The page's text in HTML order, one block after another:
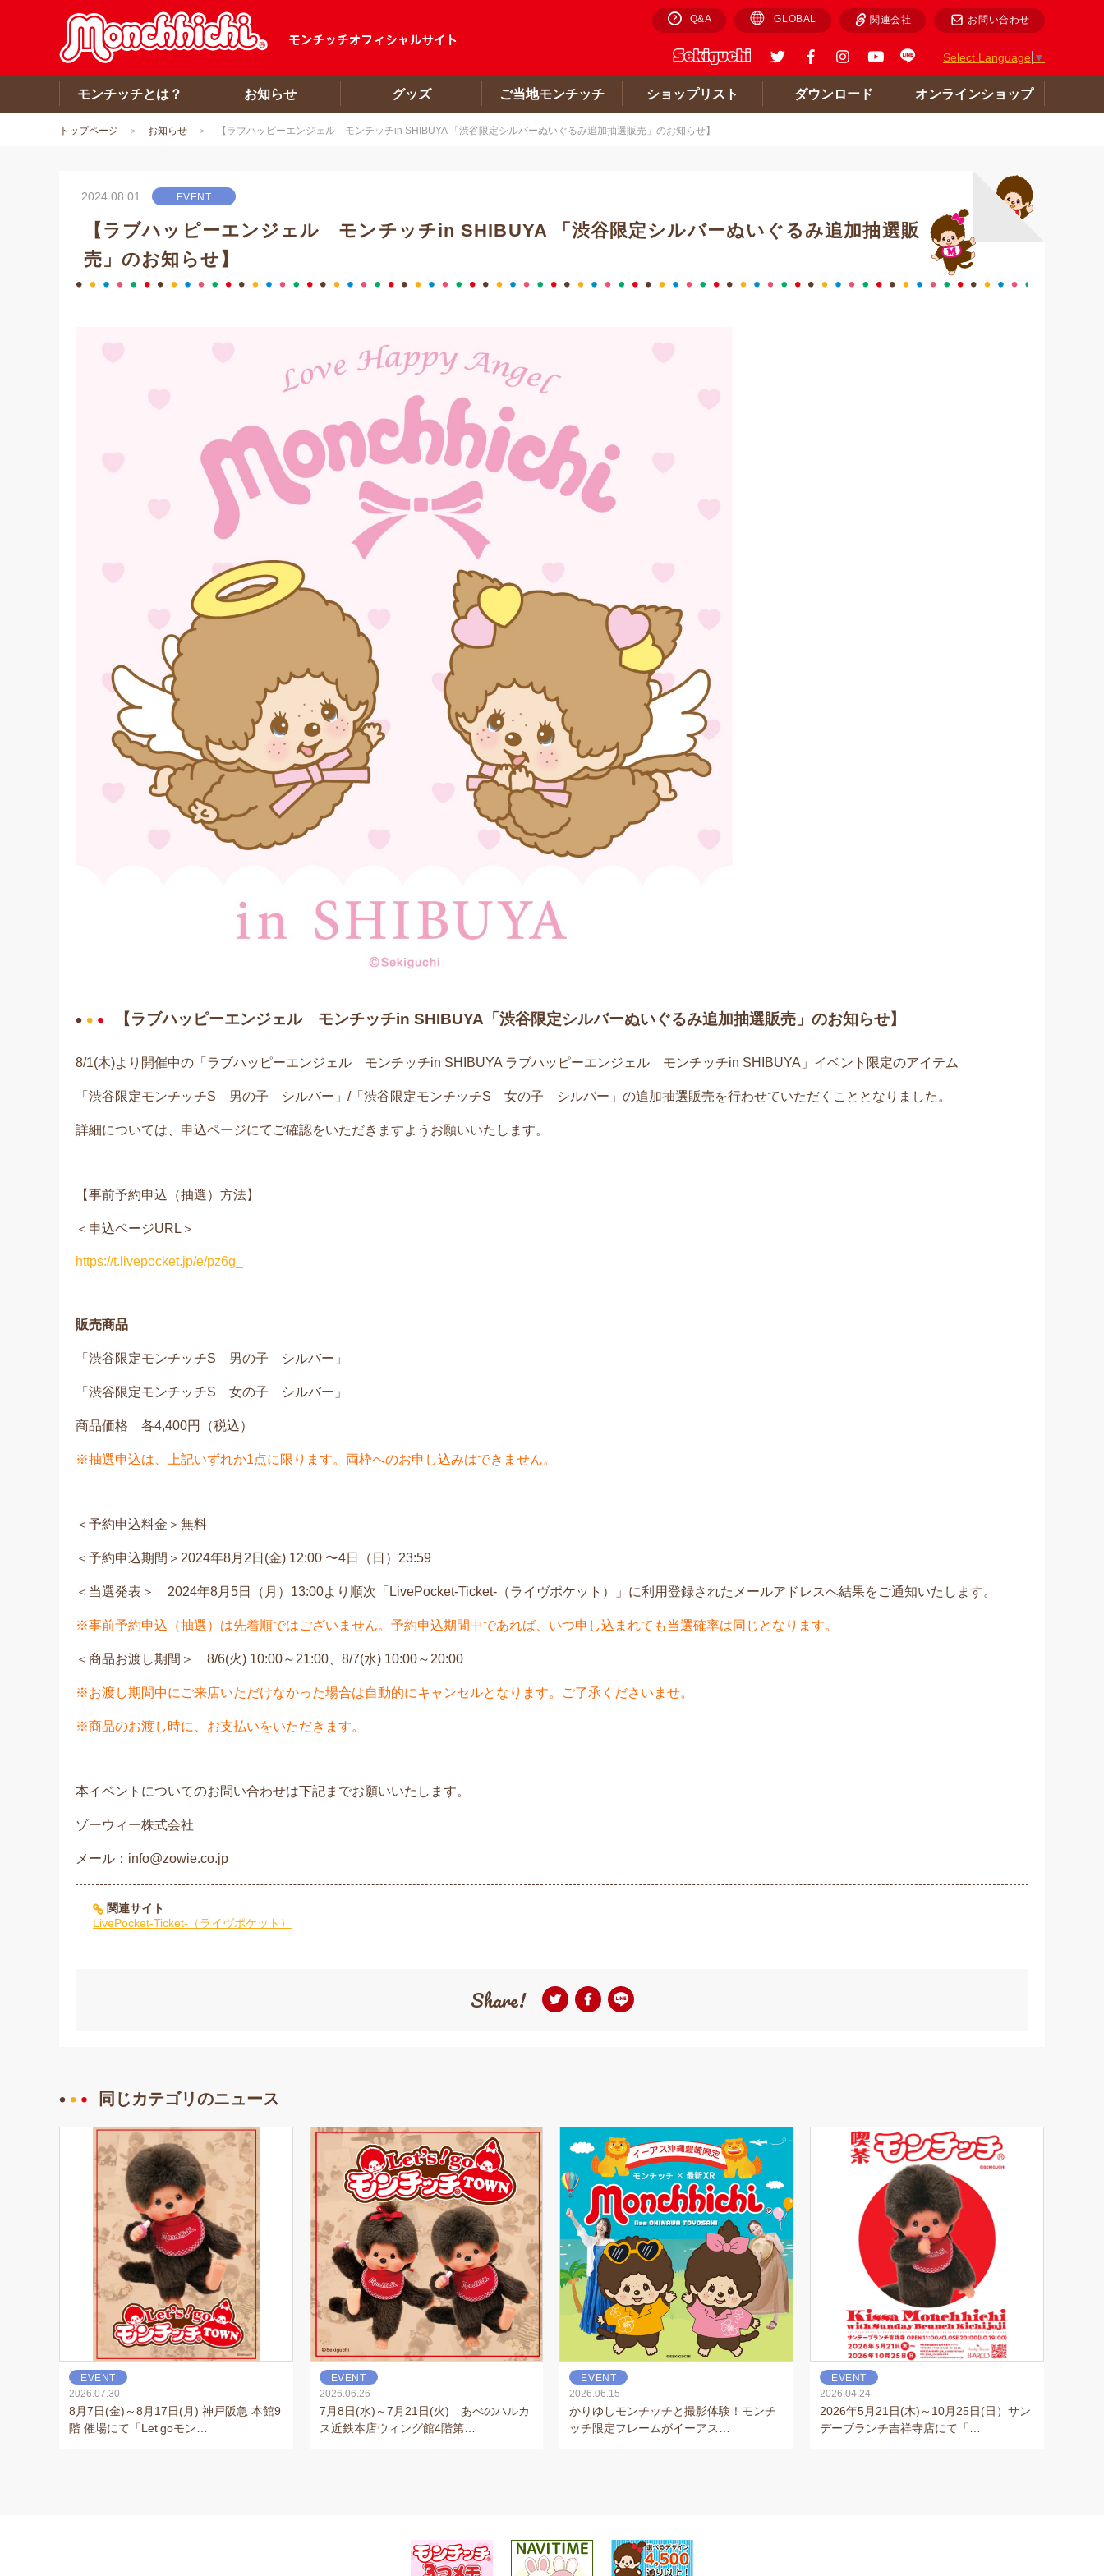
Q&A GLOBAL 関連会社 お問い合わせ
Select Language ▼
モンチッチとは？ お知らせ グッズ ご当地モンチッチ ショップリスト ダウンロード オンラインショップ
トップページ お知らせ 【ラブハッピーエンジェル モンチッチin SHIBUYA 「渋谷限定シルバーぬいぐるみ追加抽選販売」のお知らせ】
2024.08.01 EVENT
【ラブハッピーエンジェル モンチッチin SHIBUYA 「渋谷限定シルバーぬいぐるみ追加抽選販
売」のお知らせ】
【ラブハッピーエンジェル モンチッチin SHIBUYA 「渋谷限定シルバーぬいぐるみ追加抽選販売」のお知らせ】
8/1(木)より開催中の「ラブハッピーエンジェル モンチッチin SHIBUYA ラブハッピーエンジェル モンチッチin SHIBUYA」イベント限定のアイテム
「渋谷限定モンチッチS 男の子 シルバー」/「渋谷限定モンチッチS 女の子 シルバー」の追加抽選販売を行わせていただくこととなりました。
詳細については、申込ページにてご確認をいただきますようお願いいたします。
【事前予約申込（抽選）方法】
＜申込ページURL＞
https://t.livepocket.jp/e/pz6g_
販売商品
「渋谷限定モンチッチS 男の子 シルバー」
「渋谷限定モンチッチS 女の子 シルバー」
商品価格 各4,400円（税込）
※抽選申込は、上記いずれか1点に限ります。両枠へのお申し込みはできません。
＜予約申込料金＞無料
＜予約申込期間＞2024年8月2日(金) 12:00 〜4日（日）23:59
＜当選発表＞ 2024年8月5日（月）13:00より順次「LivePocket-Ticket-（ライヴポケット）」に利用登録されたメールアドレスへ結果をご通知いたします。
※事前予約申込（抽選）は先着順ではございません。予約申込期間中であれば、いつ申し込まれても当選確率は同じとなります。
＜商品お渡し期間＞ 8/6(火) 10:00～21:00、8/7(水) 10:00～20:00
※お渡し期間中にご来店いただけなかった場合は自動的にキャンセルとなります。ご了承くださいませ。
※商品のお渡し時に、お支払いをいただきます。
本イベントについてのお問い合わせは下記までお願いいたします。
ゾーウィー株式会社
メール：info@zowie.co.jp
関連サイト
LivePocket-Ticket-（ライヴポケット）
Share!
同じカテゴリのニュース
EVENT
2026.07.30
8月7日(金)～8月17日(月) 神戸阪急 本館9
階 催場にて「Let‘goモン…
EVENT
2026.06.26
7月8日(水)～7月21日(火) あべのハルカ
ス近鉄本店ウィング館4階第…
EVENT
2026.06.15
かりゆしモンチッチと撮影体験！モンチ
ッチ限定フレームがイーアス…
EVENT
2026.04.24
2026年5月21日(木)～10月25日(日）サン
デーブランチ吉祥寺店にて「…